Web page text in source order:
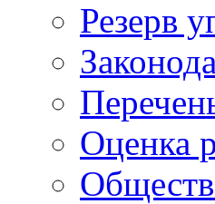
Резерв
Оценка